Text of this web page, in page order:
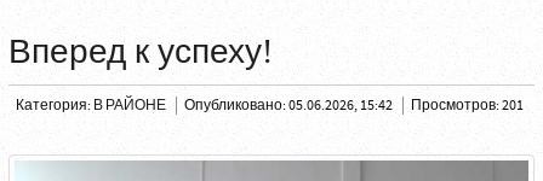
Вперед к успеху!
Категория: В РАЙОНЕ Опубликовано: 05.06.2026, 15:42 Просмотров: 201